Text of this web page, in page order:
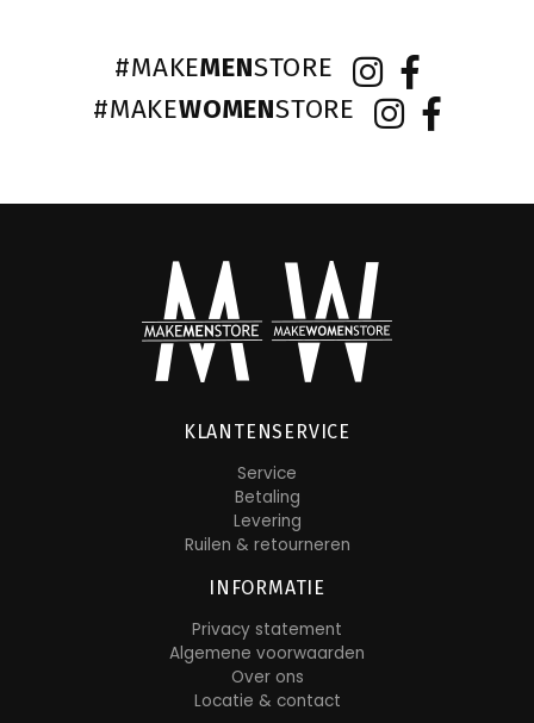
#MAKEMENSTORE
#MAKEWOMENSTORE
KLANTENSERVICE
Service
Betaling
Levering
Ruilen & retourneren
INFORMATIE
Privacy statement
Algemene voorwaarden
Over ons
Locatie & contact